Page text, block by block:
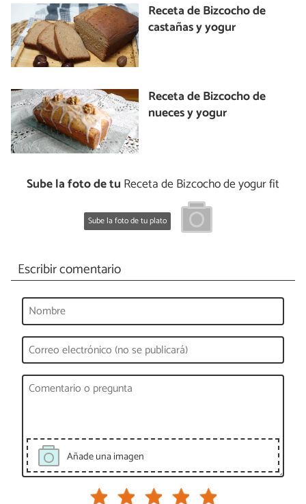
Receta de Bizcocho de
castañas y yogur
Receta de Bizcocho de
nueces y yogur
Sube la foto de tu Receta de Bizcocho de yogur fit
Sube la foto de tu plato
Escribir comentario
Añade una imagen